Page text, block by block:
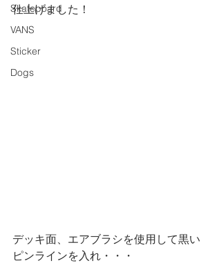
Skateboard
VANS
Sticker
Dogs
仕上げました！
デッキ面、エアブラシを使用して黒い
ピンラインを入れ・・・